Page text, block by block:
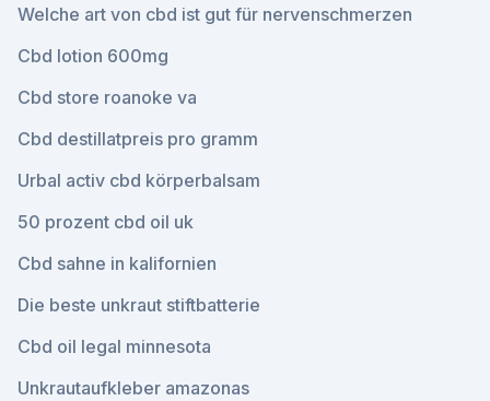
Welche art von cbd ist gut für nervenschmerzen
Cbd lotion 600mg
Cbd store roanoke va
Cbd destillatpreis pro gramm
Urbal activ cbd körperbalsam
50 prozent cbd oil uk
Cbd sahne in kalifornien
Die beste unkraut stiftbatterie
Cbd oil legal minnesota
Unkrautaufkleber amazonas